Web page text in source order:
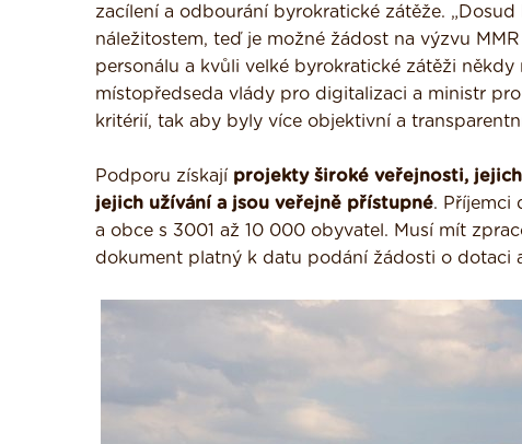
zacílení a odbourání byrokratické zátěže.
náležitostem, teď je možné žádost na výzvu
personálu a kvůli velké byrokratické zátěži
místopředseda vlády pro digitalizaci a ministr
kritérií, tak aby byly více objektivní a
Podporu získají projekty široké veřejnosti,
jejich užívání a jsou veřejně přístupné. Příjemci
a obce s 3001 až 10 000 obyvatel. Musí mít
dokument platný k datu podání žádosti o dotaci